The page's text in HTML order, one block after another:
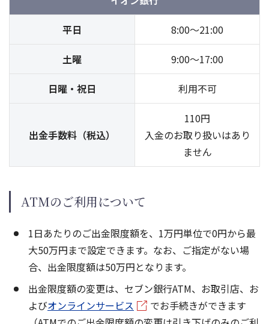
平日 8:00～21:00
土曜 9:00～17:00
日曜・祝日 利用不可
出金手数料（税込）
110円
入金のお取り扱いはあり
ません
ATMのご利用について
1日あたりのご出金限度額を、1万円単位で0円から最
大50万円まで設定できます。なお、ご指定がない場
合、出金限度額は50万円となります。
出金限度額の変更は、セブン銀行ATM、お取引店、お
よびオンラインサービス
でお手続きができます